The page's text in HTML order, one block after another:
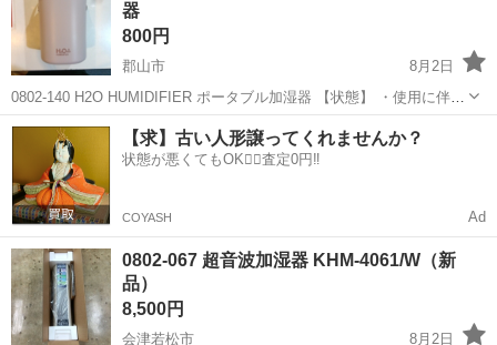
器
800円
郡山市
8月2日
0802-140 H2O HUMIDIFIER ポータブル加湿器 【状態】 ・使用に伴う
多少のスレ、キズ、落としきれない汚れなどございます ・詳細は現地
でご確認ください ・お値引きは出来かねますのでご了承願い...
福島 郡山市 季節、空調家電 HUMIDIFIER
【求】古い人形譲ってくれませんか？
状態が悪くてもOK🙆‍♀️査定0円‼️
COYASH Ad
0802-067 超音波加湿器 KHM-4061/W（新
品）
8,500円
会津若松市
8月2日